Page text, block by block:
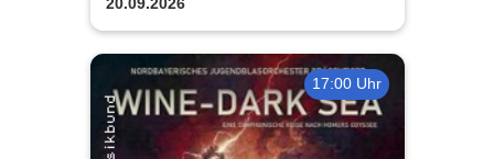
17:00 Uhr